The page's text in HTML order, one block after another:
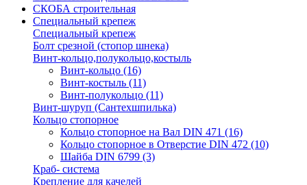
СКОБА строительная
Специальный крепеж
Специальный крепеж
Болт срезной (стопор шнека)
Винт-кольцо,полукольцо,костыль
Винт-кольцо (16)
Винт-костыль (11)
Винт-полукольцо (11)
Винт-шуруп (Сантехшпилька)
Кольцо стопорное
Кольцо cтопорное на Вал DIN 471 (16)
Кольцо стопорное в Отверстие DIN 472 (10)
Шайба DIN 6799 (3)
Краб- система
Крепление для качелей